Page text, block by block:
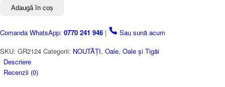
Inox
Capac
Sticla
Termorezistenta,
8.8
Adaugă în coș
Comanda WhatsApp: 0770 241 946 |
Sau sună acum
SKU: GR2124 Categorii: NOUTĂȚI, Oale, Oale și Tigăi
Descriere
Recenzii (0)